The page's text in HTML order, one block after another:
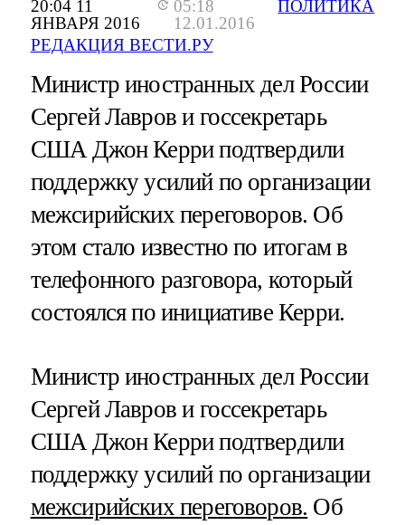
20:04 11
ЯНВАРЯ 2016
05:18
12.01.2016
РЕДАКЦИЯ ВЕСТИ.РУ
ПОЛИТИКА
Министр иностранных дел России
Сергей Лавров и госсекретарь
США Джон Керри подтвердили
поддержку усилий по организации
межсирийских переговоров. Об
этом стало известно по итогам в
телефонного разговора, который
состоялся по инициативе Керри.
Министр иностранных дел России
Сергей Лавров и госсекретарь
США Джон Керри подтвердили
поддержку усилий по организации
межсирийских переговоров. Об